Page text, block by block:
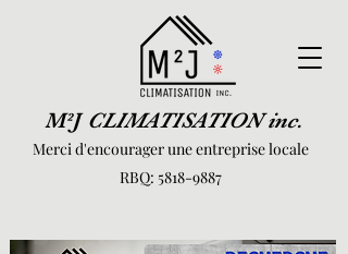
M²J CLIMATISATION inc.
Merci d'encourager une entreprise locale
RBQ: 5818-9887